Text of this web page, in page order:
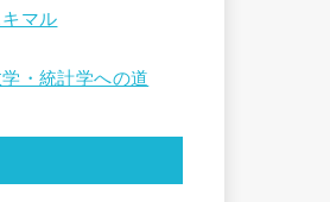
マル
・統計学への道